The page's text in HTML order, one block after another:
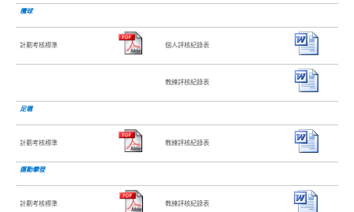
欖球
計劃考核標準 個人評核紀錄表
教練評核紀錄表
足毽
計劃考核標準 教練評核紀錄表
運動攀登
計劃考核標準 教練評核紀錄表